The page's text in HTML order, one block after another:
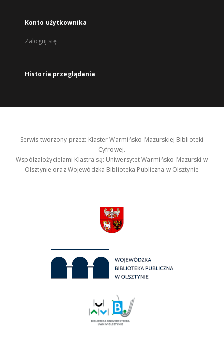
Konto użytkownika
Zaloguj się
Historia przeglądania
Serwis tworzony przez: Klaster Warmińsko-Mazurskiej Biblioteki
Cyfrowej.
Współzałożycielami Klastra są: Uniwersytet Warmińsko-Mazurski w
Olsztynie oraz Wojewódzka Biblioteka Publiczna w Olsztynie